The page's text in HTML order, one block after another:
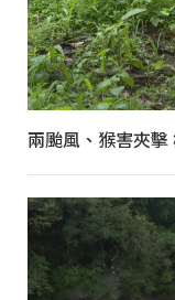
兩颱風、猴害夾